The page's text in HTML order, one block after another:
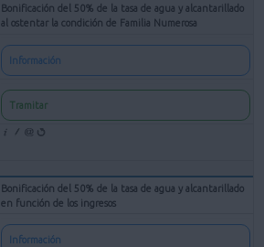
Bonificación del 50% de la tasa de agua y alcantarillado
al ostentar la condición de Familia Numerosa
Información
Tramitar
Bonificación del 50% de la tasa de agua y alcantarillado
en función de los ingresos
Información